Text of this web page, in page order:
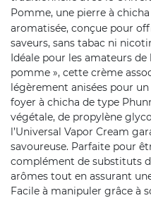
Pomme, une pierre à chicha
aromatisée, conçue pour
saveurs, sans tabac ni
Idéale pour les amateurs
pomme », cette crème
légèrement anisées pour
foyer à chicha de type
végétale, de propylène
l’Universal Vapor Cream
savoureuse. Parfaite pour
complément de substituts
arômes tout en assurant
Facile à manipuler grâce à